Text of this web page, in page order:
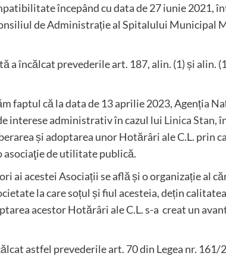
începând cu data de 27 iunie 2021,
de Administrație al Spitalului Municipal
a încălcat prevederile art. 187, alin. (1) și alin.
faptul că la data de 13 aprilie 2023, Agenția
interese administrativ în cazul lui Linica Stan,
și adoptarea unor Hotărâri ale C.L. prin
asociaţie de utilitate publică.
ai acestei Asociații se află și o organizație al
la care soțul și fiul acesteia, dețin
acestor Hotărâri ale C.L. s-a creat un
astfel prevederile art. 70 din Legea nr.